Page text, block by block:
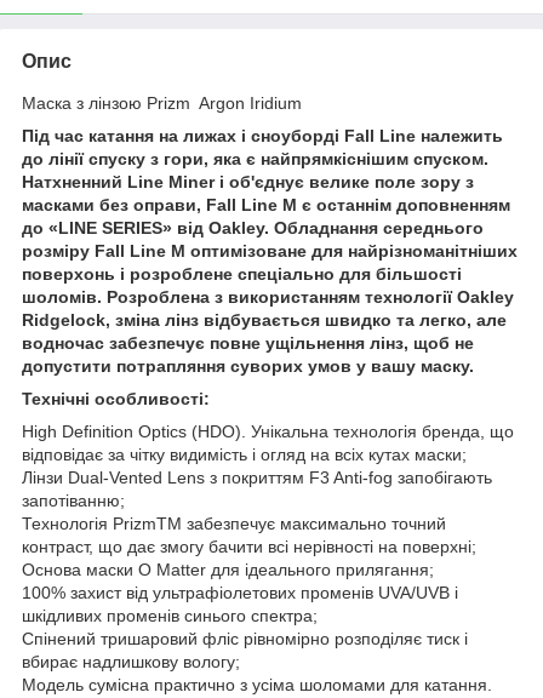
Опис
Маска з лінзою Prizm Argon Iridium
Під час катання на лижах і сноуборді Fall Line належить
до лінії спуску з гори, яка є найпрямкіснішим спуском.
Натхненний Line Miner і об'єднує велике поле зору з
масками без оправи, Fall Line M є останнім доповненням
до «LINE SERIES» від Oakley. Обладнання середнього
розміру Fall Line M оптимізоване для найрізноманітніших
поверхонь і розроблене спеціально для більшості
шоломів. Розроблена з використанням технології Oakley
Ridgelock, зміна лінз відбувається швидко та легко, але
водночас забезпечує повне ущільнення лінз, щоб не
допустити потрапляння суворих умов у вашу маску.
Технічні особливості:
High Definition Optics (HDO). Унікальна технологія бренда, що
відповідає за чітку видимість і огляд на всіх кутах маски;
Лінзи Dual-Vented Lens з покриттям F3 Anti-fog запобігають
запотіванню;
Технологія PrizmTM забезпечує максимально точний
контраст, що дає змогу бачити всі нерівності на поверхні;
Основа маски O Matter для ідеального прилягання;
100% захист від ультрафіолетових променів UVA/UVB і
шкідливих променів синього спектра;
Спінений тришаровий фліс рівномірно розподіляє тиск і
вбирає надлишкову вологу;
Модель сумісна практично з усіма шоломами для катання.